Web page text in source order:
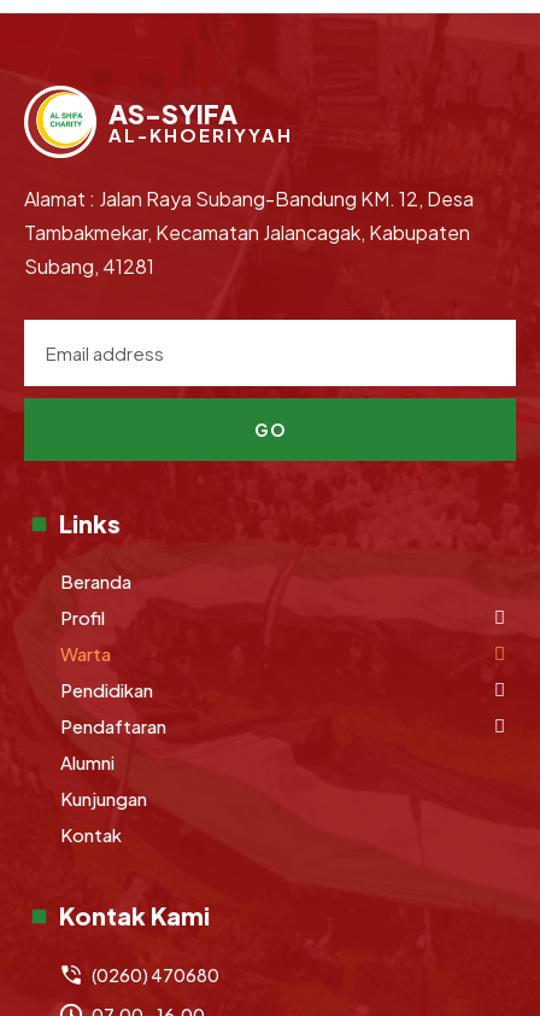
AS-SYIFA
AL-KHOERIYYAH
Alamat : Jalan Raya Subang-Bandung KM. 12, Desa
Tambakmekar, Kecamatan Jalancagak, Kabupaten
Subang, 41281
GO
Links
Beranda
Profil
Warta
Pendidikan
Pendaftaran
Alumni
Kunjungan
Kontak
Kontak Kami
(0260) 470680